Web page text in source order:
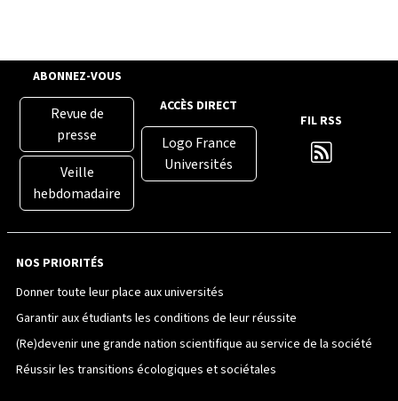
ABONNEZ-VOUS
Revue de
presse
Veille
hebdomadaire
ACCÈS DIRECT
Logo France
Universités
FIL RSS
NOS PRIORITÉS
Donner toute leur place aux universités
Garantir aux étudiants les conditions de leur réussite
(Re)devenir une grande nation scientifique au service de la société
Réussir les transitions écologiques et sociétales